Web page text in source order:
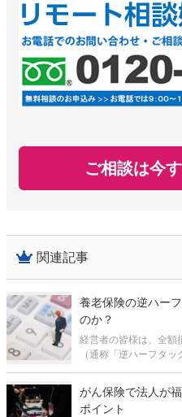
ご相談は今
関連記事
養老保険の逆ハー
のか？
経営者の皆様は、全額
（通称「逆ハーフタ
料の全額を損金とで
職金に活用できると言
がん保険で法人が
ポイント